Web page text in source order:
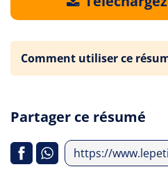
Comment utiliser ce
Partager ce résumé
https://